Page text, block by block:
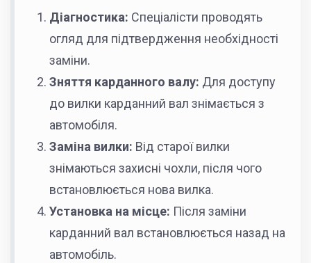
Діагностика: Спеціалісти проводять
огляд для підтвердження необхідності
заміни.
Зняття карданного валу: Для доступу
до вилки карданний вал знімається з
автомобіля.
Заміна вилки: Від старої вилки
знімаються захисні чохли, після чого
встановлюється нова вилка.
Установка на місце: Після заміни
карданний вал встановлюється назад на
автомобіль.